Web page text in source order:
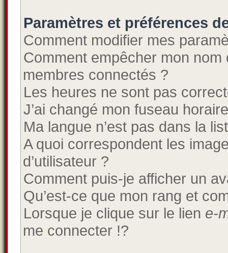
Paramètres et préférences
Comment modifier mes
Comment empêcher mon nom
membres connectés ?
Les heures ne sont pas
J’ai changé mon fuseau
Ma langue n’est pas dans la
A quoi correspondent les
d’utilisateur ?
Comment puis-je afficher un
Qu’est-ce que mon rang et
Lorsque je clique sur le lien e-
me connecter !?